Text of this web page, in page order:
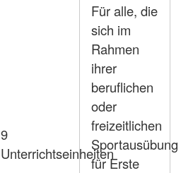
9
Unterrichtseinheiten
Für alle, die
sich im
Rahmen
ihrer
beruflichen
oder
freizeitlichen
Sportausübung
für Erste